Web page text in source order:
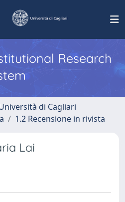
Research
di Cagliari
1.2 Recensione in rivista
Lai